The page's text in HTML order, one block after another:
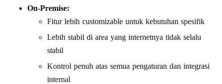
On-Premise:
Fitur lebih customizable untuk kebutuhan spesifik
Lebih stabil di area yang internetnya tidak selalu
stabil
Kontrol penuh atas semua pengaturan dan integrasi
internal